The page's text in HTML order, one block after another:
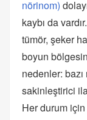
nörinom)
kaybı da
tümör, şeker
boyun
nedenler:
sakinleştirici
Her durum